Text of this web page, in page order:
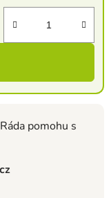
Ráda pomohu s